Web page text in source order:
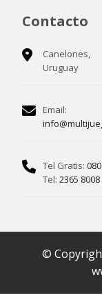
Contacto
Canelones,
Uruguay
Email:
Tel Gratis:
Tel: 2365 8008
©